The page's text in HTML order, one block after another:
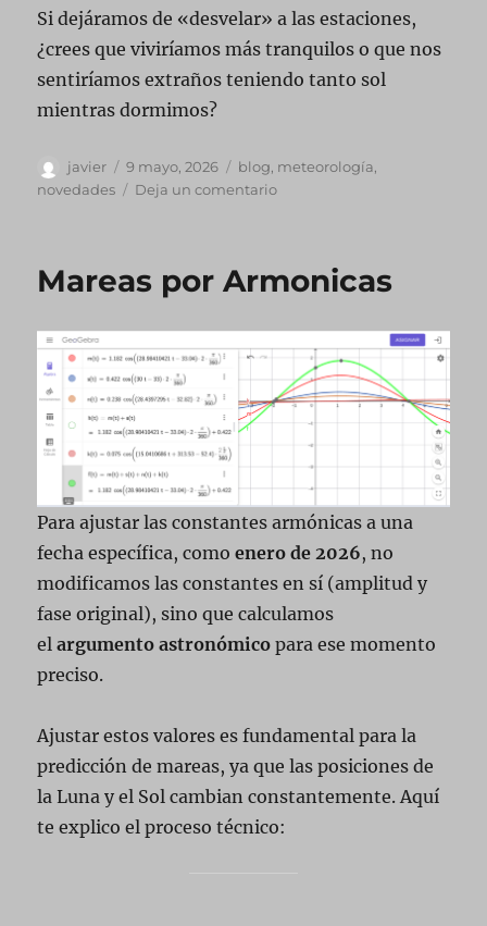
Si dejáramos de «desvelar» a las estaciones,
¿crees que viviríamos más tranquilos o que nos
sentiríamos extraños teniendo tanto sol
mientras dormimos?
Autor
javier
Publicado
el
9 mayo, 2026 Categorías
blog meteorología
novedades
Deja un comentarioen
social
Mareas por Armonicas
Para ajustar las constantes armónicas a una
fecha específica, comoenero de 2026, no
modificamos las constantes en sí (amplitud y
fase original), sino que calculamos
elargumento astronómico para ese momento
preciso.
Ajustar estos valores es fundamental para la
predicción de mareas, ya que las posiciones de
la Luna y el Sol cambian constantemente. Aquí
te explico el proceso técnico: